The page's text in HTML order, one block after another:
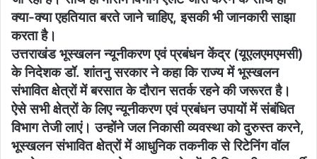
क्या-क्या एहतियात बरते जाने चाहिए, इसकी भी जानकारी साझा
करता है।
उत्तराखंड भूस्खलन न्यूनीकरण एवं प्रबंधन केंद्र (यूएलएमएमसी)
के निदेशक डॉ. शांतनु सरकार ने कहा कि राज्य में भूस्खलन
संभावित क्षेत्रों में बरसात के दौरान सतर्क रहने की जरूरत है।
ऐसे सभी क्षेत्रों के लिए न्यूनीकरण एवं प्रबंधन उपायों में संबंधित
विभाग तेजी लाएं। उन्होंने जल निकासी व्यवस्था को दुरुस्त करने,
भूस्खलन संभावित क्षेत्रों में आधुनिक तकनीक से रिटेनिंग वॉल